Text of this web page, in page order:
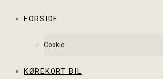
FORSIDE
Cookie
KØREKORT BIL